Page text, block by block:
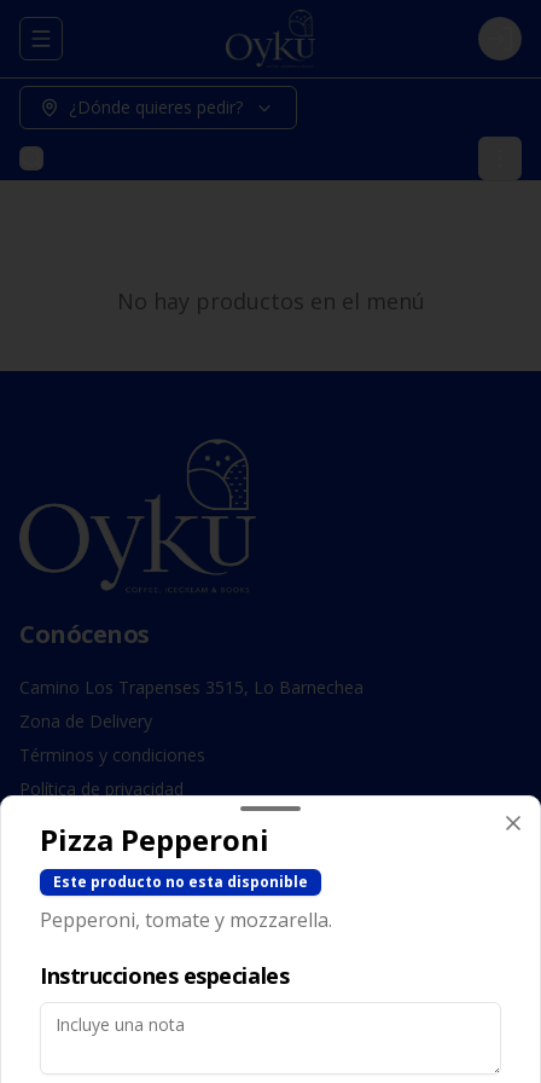
Abrir menu de navegación Login
¿Dónde quieres pedir?
No hay productos en el menú
Conócenos
Camino Los Trapenses 3515, Lo Barnechea
Zona de Delivery
Términos y condiciones
Política de privacidad
Redes sociales
Instagram
Facebook
Mi cuenta
Pizza Pepperoni
Este producto no esta disponible
Pepperoni, tomate y mozzarella.
Instrucciones especiales